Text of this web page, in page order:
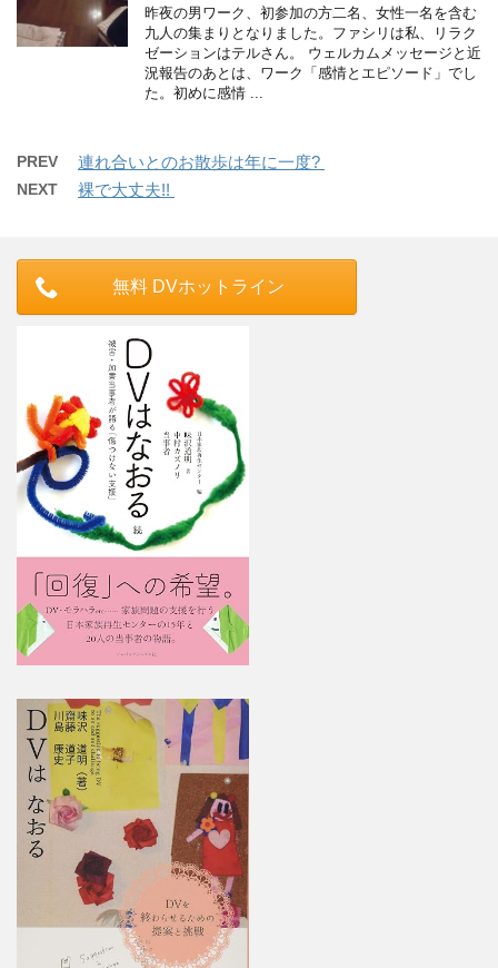
昨夜の男ワーク、初参加の方二名、女性一名を含む
九人の集まりとなりました。ファシリは私、リラク
ゼーションはテルさん。 ウェルカムメッセージと近
況報告のあとは、ワーク「感情とエピソード」でし
た。初めに感情 ...
PREV 連れ合いとのお散歩は年に一度?
NEXT 裸で大丈夫!!
無料 DVホットライン